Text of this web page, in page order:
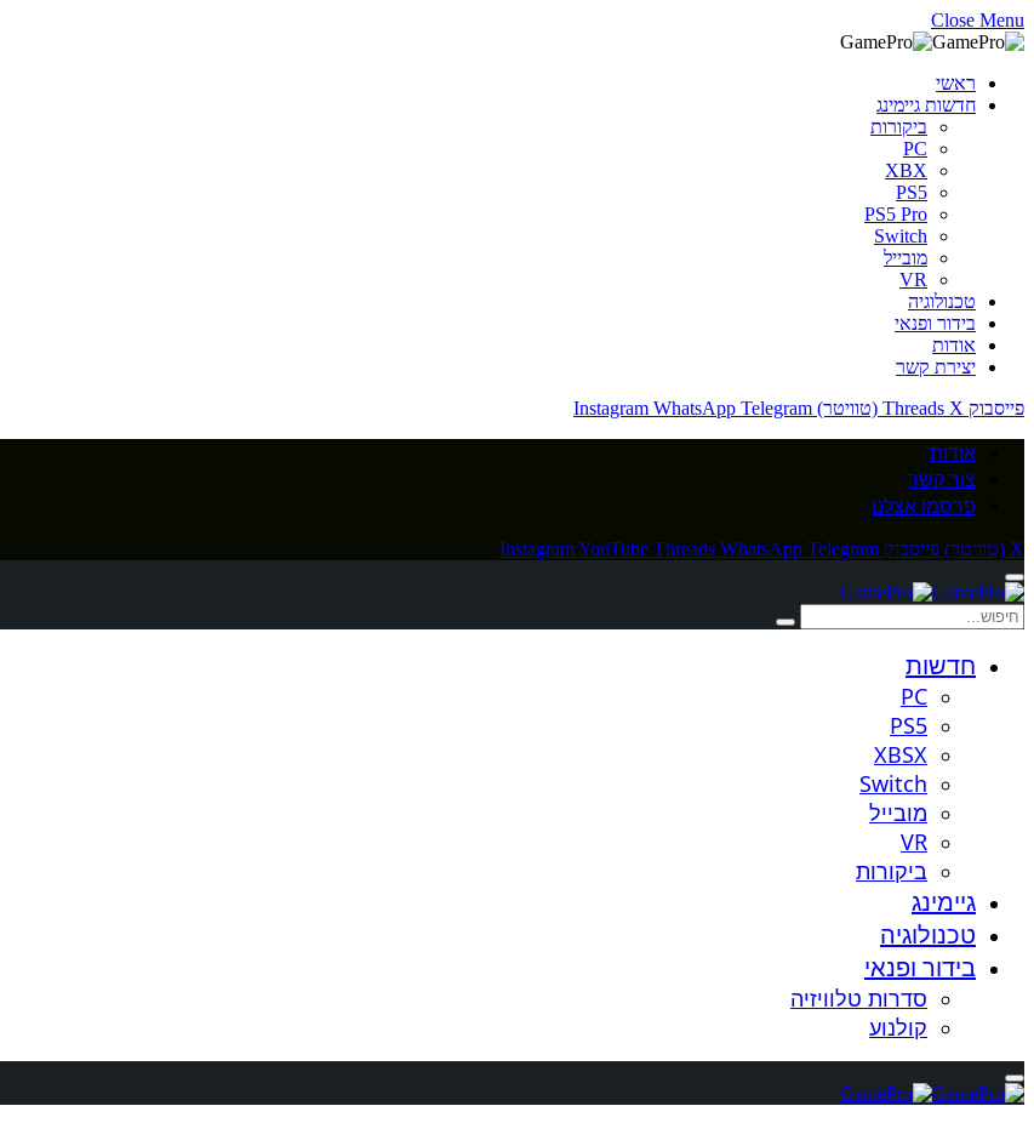
Close Menu
ראשי
חדשות גיימינג
ביקורות
PC
XBX
PS5
PS5 Pro
Switch
מובייל
VR
טכנולוגיה
בידור ופנאי
אודות
יצירת קשר
פייסבוק
Threads X (טוויטר) Instagram WhatsApp Telegram
אודות
צור קשר
פרסמו אצלנו
X (טוויטר) פייסבוק InstagramYouTube Threads WhatsApp Telegram
חדשות
PC
PS5
XBSX
Switch
מובייל
VR
ביקורות
גיימינג
טכנולוגיה
בידור ופנאי
סדרות טלוויזיה
קולנוע